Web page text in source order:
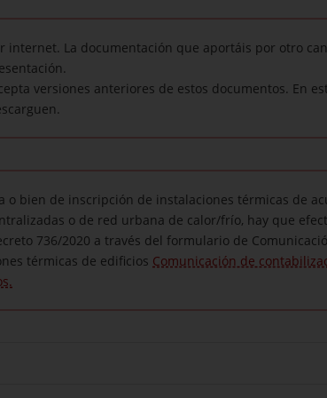
internet. La documentación que aportáis por otro
versiones anteriores de estos documentos. En
o bien de inscripción de instalaciones térmicas de
o de red urbana de calor/frío, hay que
736/2020 a través del formulario de
térmicas de edificios Comunicación de